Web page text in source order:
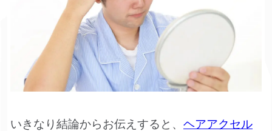
いきなり結論からお伝えすると、 ヘアアクセル